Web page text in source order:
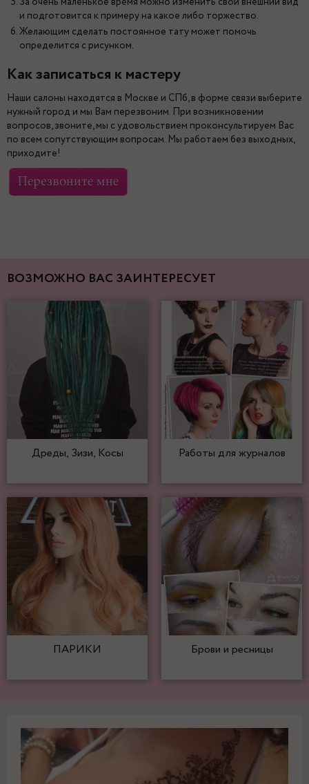
и подготовится к примеру на какое либо торжество.
Желающим сделать постоянное тату может помочь
определится с рисунком.
Как записаться к мастеру
Наши салоны находятся в Москве и СПб, в форме связи выберите
нужный город и мы Вам перезвоним. При возникновении
вопросов, звоните, мы с удовольствием проконсультируем Вас
по всем сопутствующим вопросам. Мы работаем без выходных,
приходите!
ВОЗМОЖНО ВАС ЗАИНТЕРЕСУЕТ
Дреды, Зизи, Косы Работы для журналов
ПАРИКИ Брови и ресницы